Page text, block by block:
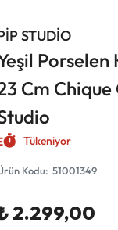
STUDİO
Porselen
Cm
Tükeniyor
Kodu: 51001349
2.299,00